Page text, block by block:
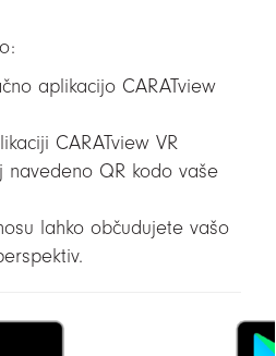
aplikacijo CARATview
CARATview VR
navedeno QR kodo vaše
lahko občudujete vašo